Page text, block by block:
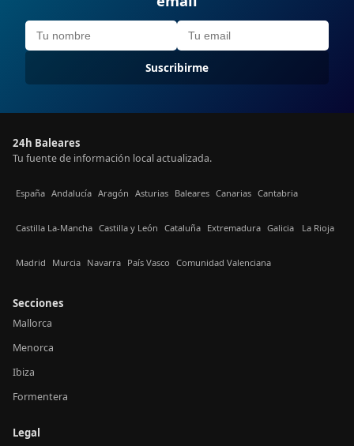
Suscribirme
24h Baleares
Tu fuente de información local actualizada.
España Andalucía Aragón Asturias Baleares Canarias Cantabria
Castilla La-Mancha Castilla y León Cataluña Extremadura Galicia La Rioja
Madrid Murcia Navarra País Vasco Comunidad Valenciana
Secciones
Mallorca
Menorca
Ibiza
Formentera
Legal